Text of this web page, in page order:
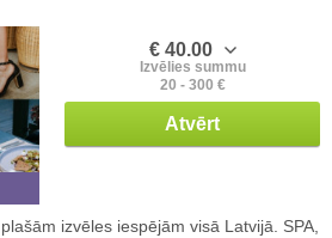
€ 40.00
Izvēlies summu
20 - 300 €
Atvērt
izvēles iespējām visā Latvijā. SPA,